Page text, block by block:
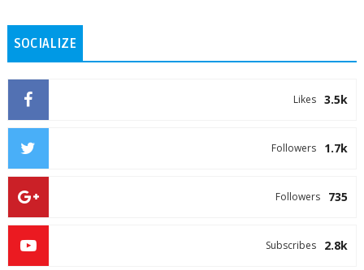
SOCIALIZE
3.5k
Likes
1.7k
Followers
735
Followers
2.8k
Subscribes